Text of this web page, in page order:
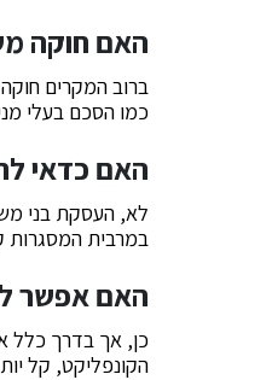
האם חוקה
ברוב המקרים
כמו הסכם בעלי
האם כדאי
לא, העסקת בני
במרבית המסגרות
האם אפשר
כן, אך בדרך כלל
הקונפליקט, קל